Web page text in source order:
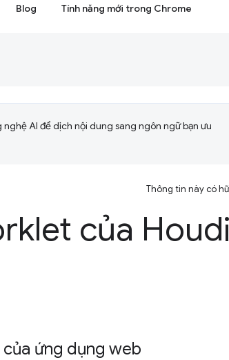
Blog Tính năng mới trong Chrome
AI để dịch nội dung sang ngôn ngữ bạn ưu
Thông tin này có
của
ứng dụng web